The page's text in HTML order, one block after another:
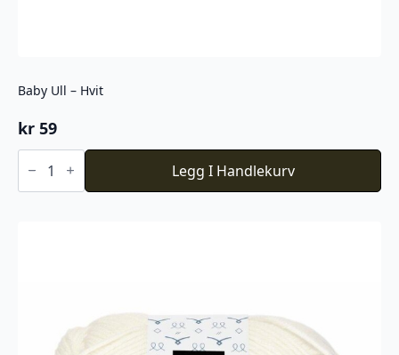
Baby Ull – Hvit
kr 59
Baby
Ull
Hvit
Legg I Handlekurv